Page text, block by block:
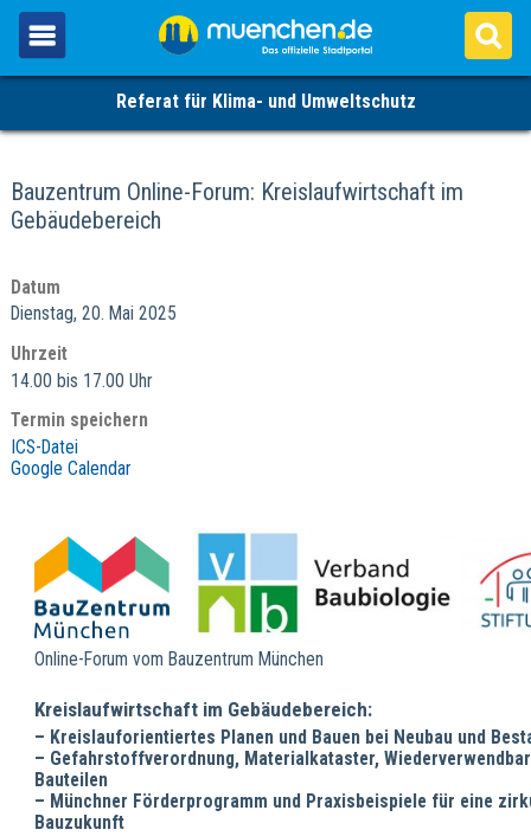
Referat für Klima- und Umweltschutz
Bauzentrum Online-Forum: Kreislaufwirtschaft im
Gebäudebereich
Datum
Dienstag, 20. Mai 2025
Uhrzeit
14.00 bis 17.00 Uhr
Termin speichern
ICS-Datei
Google Calendar
Online-Forum vom Bauzentrum München
Kreislaufwirtschaft im Gebäudebereich:
– Kreislauforientiertes Planen und Bauen bei Neubau und
– Gefahrstoffverordnung, Materialkataster,
Bauteilen
– Münchner Förderprogramm und Praxisbeispiele für eine
Bauzukunft